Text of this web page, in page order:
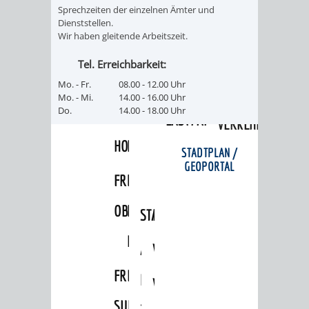
FRIEDHÖFE
WEINHEIM
FRIEDHÖFE
HOHENSACHSEN
FRIEDHOF
LÜTZELSACHSEN
FRIEDHOF
OBERFLOCKENBACH
FRIEDHOF
RIPPENWEIER-
HEILIGKREUZ
FRIEDHOF
KIRCHEN
THEATER
MUSEUM
VERANSTALTUNGEN
KINDER
STADTBIBLIOTHEK
A
BIS
AUSLEIHE
MEDIENANGEBOTE
KINO
VERANSTALTER
VERANSTALTUNGSRÄUME
APP
EASYPARKEN
STADTPLAN /
GEOPORTAL
Sprechzeiten der einzelnen Ämter und
Dienststellen.
Wir haben gleitende Arbeitszeit.
Tel. Erreichbarkeit:
Mo. - Fr.
08.00 - 12.00 Uhr
Mo. - Mi.
14.00 - 16.00 Uhr
Do.
14.00 - 18.00 Uhr